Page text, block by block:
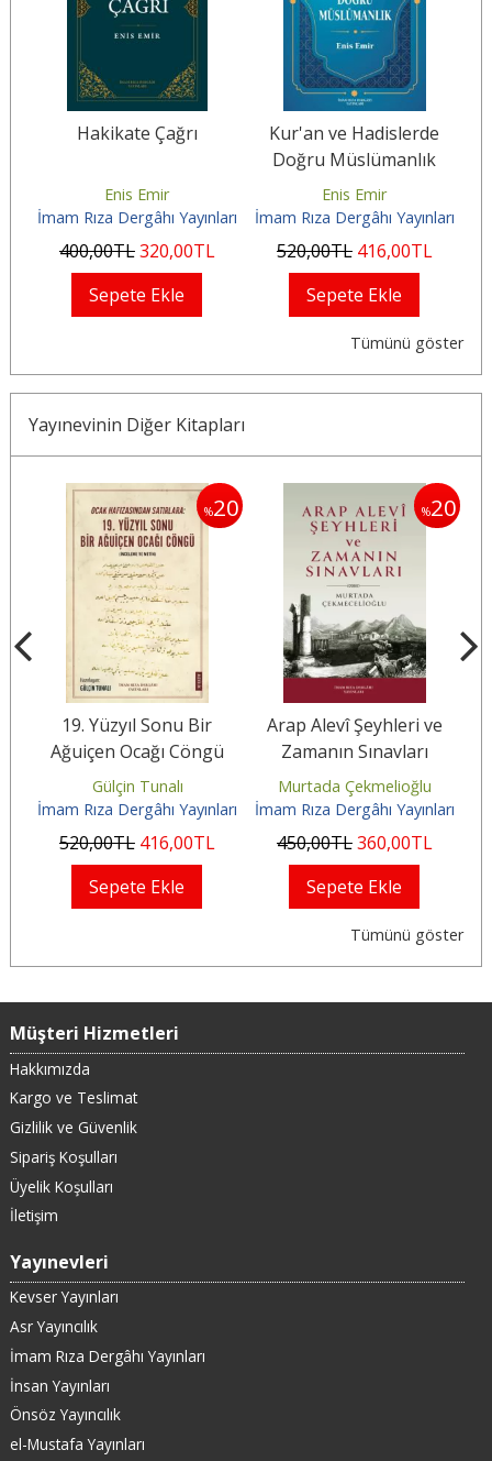
Hakikate Çağrı
Enis Emir
İmam Rıza Dergâhı Yayınları
400,00TL320,00TL
Sepete Ekle
Kur'an ve Hadislerde
Doğru Müslümanlık
Enis Emir
İmam Rıza Dergâhı Yayınları
520,00TL 416,00TL
Sepete Ekle
Tümünü göster
Yayınevinin Diğer Kitapları
%20
19. Yüzyıl Sonu Bir
Ağuiçen Ocağı Cöngü
Gülçin Tunalı
İmam Rıza Dergâhı Yayınları
520,00TL 416,00TL
Sepete Ekle
%20
Arap Alevî Şeyhleri ve
Zamanın Sınavları
Murtada Çekmelioğlu
İmam Rıza Dergâhı Yayınları
450,00TL360,00TL
Sepete Ekle
Tümünü göster
Müşteri Hizmetleri
Hakkımızda
Kargo ve Teslimat
Gizlilik ve Güvenlik
Sipariş Koşulları
Üyelik Koşulları
İletişim
Yayınevleri
Kevser Yayınları
Asr Yayıncılık
İmam Rıza Dergâhı Yayınları
İnsan Yayınları
Önsöz Yayıncılık
el-Mustafa Yayınları